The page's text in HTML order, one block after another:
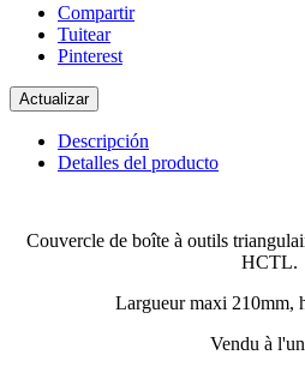
Compartir
Tuitear
Pinterest
Descripción
Detalles del producto
Couvercle de boîte à outils
HCTL.
Largueur maxi 210mm,
Vendu à